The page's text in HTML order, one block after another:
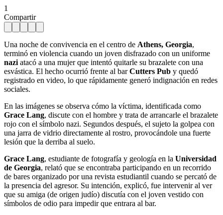
1
Compartir
Una noche de convivencia en el centro de Athens, Georgia,
terminó en violencia cuando un joven disfrazado con un uniforme
nazi atacó a una mujer que intentó quitarle su brazalete con una
esvástica. El hecho ocurrió frente al barCutters Pub y quedó
registrado en video, lo que rápidamente generó indignación en redes
sociales.
En las imágenes se observa cómo la víctima, identificada como
Grace Lang, discute con el hombre y trata de arrancarle el brazalete
rojo con el símbolo nazi. Segundos después, el sujeto la golpea con
una jarra de vidrio directamente al rostro, provocándole una fuerte
lesión que la derriba al suelo.
Grace Lang, estudiante de fotografía y geología en la Universidad
de Georgia, relató que se encontraba participando en un recorrido
de bares organizado por una revista estudiantil cuando se percató de
la presencia del agresor. Su intención, explicó, fue intervenir al ver
que su amiga (de origen judío) discutía con el joven vestido con
símbolos de odio para impedir que entrara al bar.